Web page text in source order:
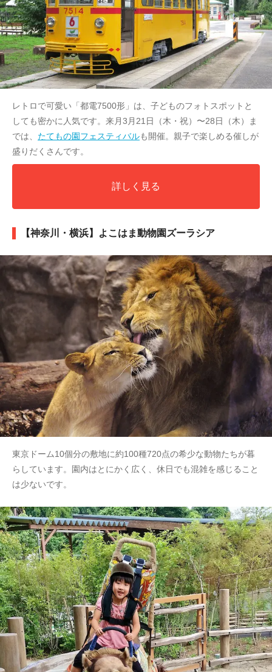
レトロで可愛い「都電7500形」は、子どものフォトスポットと
しても密かに人気です。来月3月21日（木・祝）〜28日（木）ま
では、 たてもの園フェスティバルも開催。親子で楽しめる催しが
盛りだくさんです。
詳しく見る
【神奈川・横浜】よこはま動物園ズーラシア
東京ドーム10個分の敷地に約100種720点の希少な動物たちが暮
らしています。園内はとにかく広く、休日でも混雑を感じること
は少ないです。